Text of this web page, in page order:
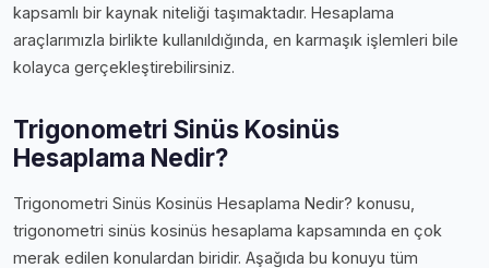
kapsamlı bir kaynak niteliği taşımaktadır. Hesaplama
araçlarımızla birlikte kullanıldığında, en karmaşık işlemleri bile
kolayca gerçekleştirebilirsiniz.
Trigonometri Sinüs Kosinüs
Hesaplama Nedir?
Trigonometri Sinüs Kosinüs Hesaplama Nedir? konusu,
trigonometri sinüs kosinüs hesaplama kapsamında en çok
merak edilen konulardan biridir. Aşağıda bu konuyu tüm